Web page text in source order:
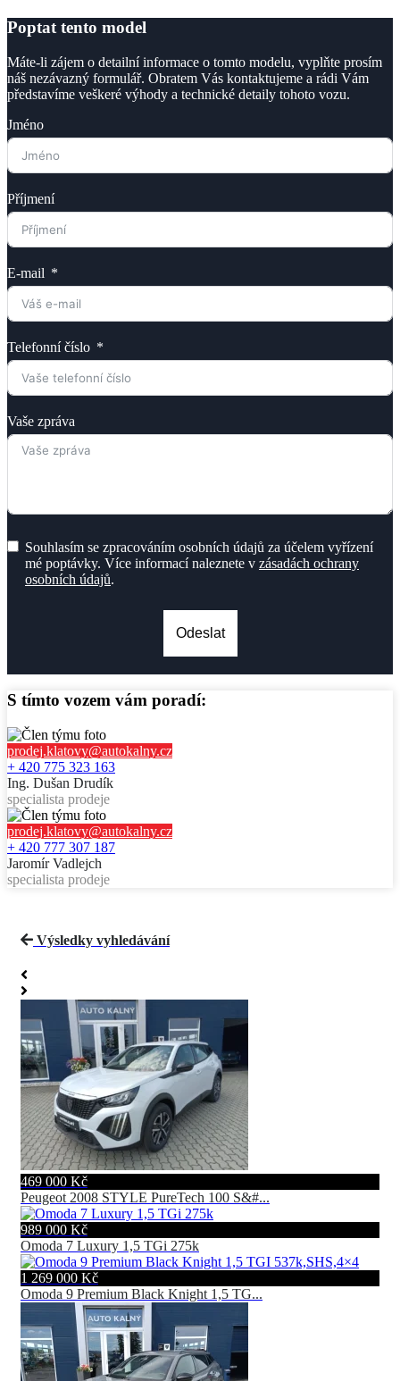
Poptat tento model
Máte-li zájem o detailní informace o tomto modelu, vyplňte prosím
náš nezávazný formulář. Obratem Vás kontaktujeme a rádi Vám
představíme veškeré výhody a technické detaily tohoto vozu.
Jméno
Příjmení
E-mail
Telefonní číslo
Vaše zpráva
Souhlasím se zpracováním osobních údajů za účelem vyřízení
mé poptávky. Více informací naleznete v zásadách ochrany
osobních údajů.
Odeslat
S tímto vozem vám poradí:
prodej.klatovy@autokalny.cz
+ 420 775 323 163
Ing. Dušan Drudík
specialista prodeje
prodej.klatovy@autokalny.cz
+ 420 777 307 187
Jaromír Vadlejch
specialista prodeje
Výsledky vyhledávání
469 000 Kč
Peugeot 2008 STYLE PureTech 100 S&#...
989 000 Kč
Omoda 7 Luxury 1,5 TGi 275k
1 269 000 Kč
Omoda 9 Premium Black Knight 1,5 TG...